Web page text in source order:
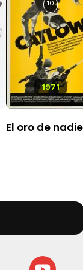
1971
10
El oro de nadie